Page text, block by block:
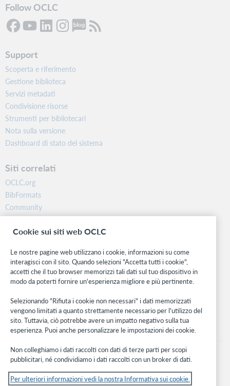
Follow OCLC
Support
Scoperta e riferimento
Gestione biblioteca
Servizi metadati
Condivisione risorse
Strumenti per bibliotecari
Nota sulla versione
Dashboard di stato del sistema
Siti correlati
OCLC.org
BibFormats
Community
Ricerca
WebJunction
Stay in the know.
Ricevi gli ultimi aggiornamenti di prodotti, ricerche, eventi e molto
altro direttamente nella tua casella di posta.
Subscribe now
Cookie sui siti web OCLC
Le nostre pagine web utilizzano i cookie, informazioni su come
interagisci con il sito. Quando selezioni "Accetta tutti i cookie",
accetti che il tuo browser memorizzi tali dati sul tuo dispositivo in
modo da poterti fornire un'esperienza migliore e più pertinente.
Selezionando "Rifiuta i cookie non necessari" i dati memorizzati
vengono limitati a quanto strettamente necessario per l'utilizzo del
sito. Tuttavia, ciò potrebbe avere un impatto negativo sulla tua
esperienza. Puoi anche personalizzare le impostazioni dei cookie.
Non colleghiamo i dati raccolti con dati di terze parti per scopi
pubblicitari, né condividiamo i dati raccolti con un broker di dati.
Per ulteriori informazioni vedi la nostra Informativa sui cookie.